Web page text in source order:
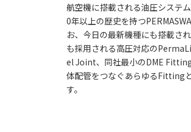
航空機に搭載される油圧システ
0年以上の歴史を持つ
お、今日の最新機種にも搭載さ
も採用される高圧対応の
el Joint、同社最小のDME
体配管をつなぐあらゆるFitting
す。